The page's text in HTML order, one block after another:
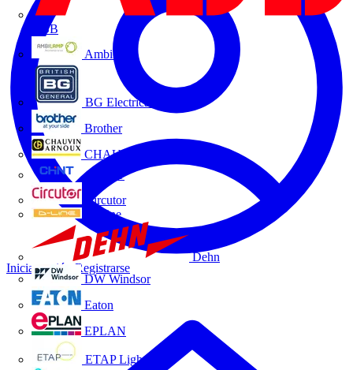
ABB
Ambilamp
BG Electrical
Brother
CHAUVIN ARNOUX
CHINT
Circutor
D-Line
Dehn
DW Windsor
Eaton
EPLAN
ETAP Lighting
Iniciar sesión Registrarse